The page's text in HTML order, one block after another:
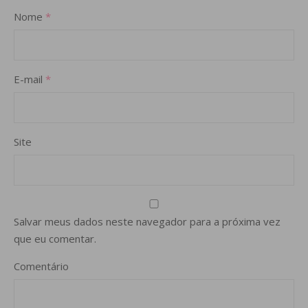
Nome *
E-mail *
Site
Salvar meus dados neste navegador para a próxima vez
que eu comentar.
Comentário